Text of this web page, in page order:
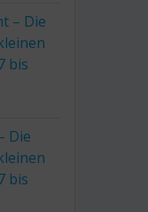
– Die
bis
Die
bis